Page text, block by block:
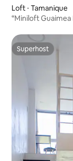
Loft ⋅ Tamanique
“Miniloft Guaimea
Superhost
Superhost